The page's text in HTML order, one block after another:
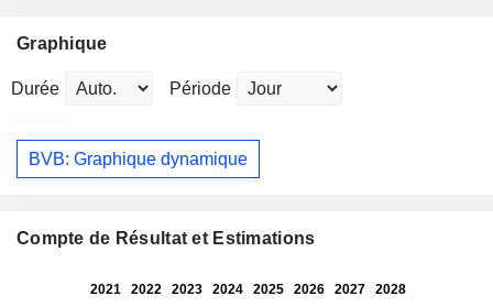
Graphique
Durée Période
BVB: Graphique dynamique
Compte de Résultat et Estimations